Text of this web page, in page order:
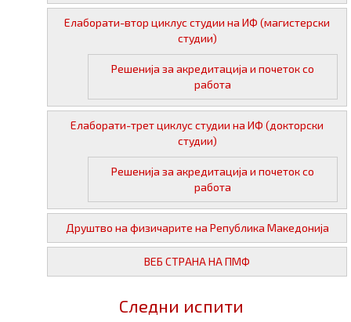
Елаборати-втор циклус студии на ИФ (магистерски
студии)
Решенија за акредитација и почеток со
работа
Елаборати-трет циклус студии на ИФ (докторски
студии)
Решенија за акредитација и почеток со
работа
Друштво на физичарите на Република Македонија
ВЕБ СТРАНА НА ПМФ
Следни испити